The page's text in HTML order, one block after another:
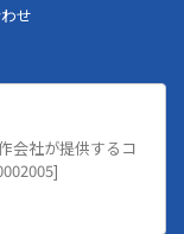
せ
会社が提供するコ